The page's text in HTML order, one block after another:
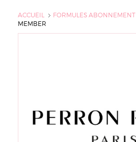
ACCUEIL FORMULES ABONNEMENT
MEMBER